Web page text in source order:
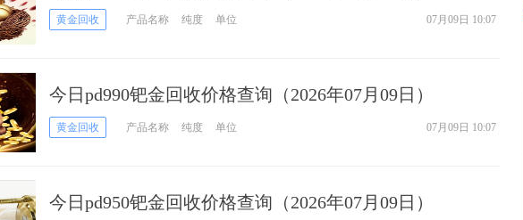
黄金回收 产品名称 纯度 单位 07月09日 10:07
今日pd990钯金回收价格查询（2026年07月09日）
黄金回收 产品名称 纯度 单位 07月09日 10:07
今日pd950钯金回收价格查询（2026年07月09日）